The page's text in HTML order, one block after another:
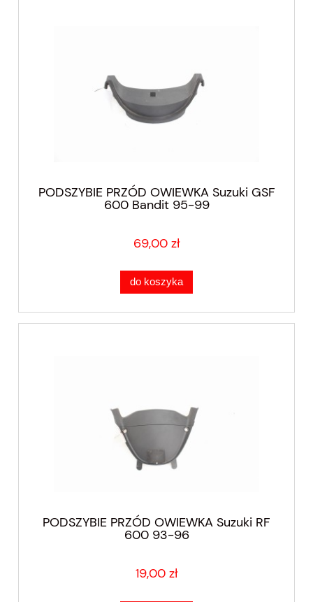
PODSZYBIE PRZÓD OWIEWKA Suzuki GSF
600 Bandit 95-99
69,00 zł
do koszyka
PODSZYBIE PRZÓD OWIEWKA Suzuki RF
600 93-96
19,00 zł